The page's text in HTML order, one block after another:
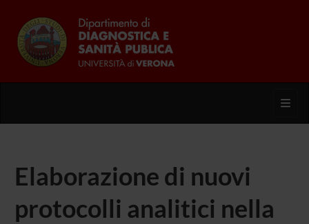
Elaborazione di nuovi
protocolli analitici nella